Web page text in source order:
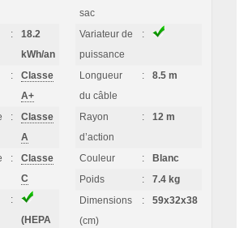
:
18.2
kWh/an
:
Classe
A+
:
Classe
A
:
Classe
C
:
(HEPA
sac
Variateur de
puissance
:
Longueur
du câble
: 8.5 m
Rayon
d’action
: 12 m
Couleur :
Blanc
Poids
:
7.4 kg
Dimensions
(cm)
: 59x32x38